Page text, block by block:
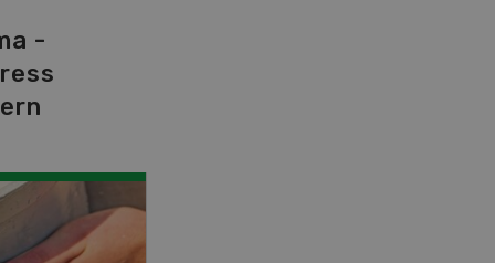
-